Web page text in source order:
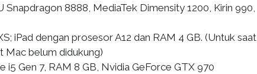
Snapdragon 8888, MediaTek Dimensity 1200, Kirin 990,
iPad dengan prosesor A12 dan RAM 4 GB. (Untuk saat
Mac belum didukung)
i5 Gen 7, RAM 8 GB, Nvidia GeForce GTX 970